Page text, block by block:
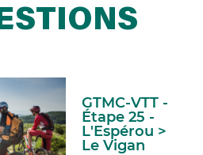
GTMC-VTT -
Étape 25 -
L'Espérou >
Le Vigan